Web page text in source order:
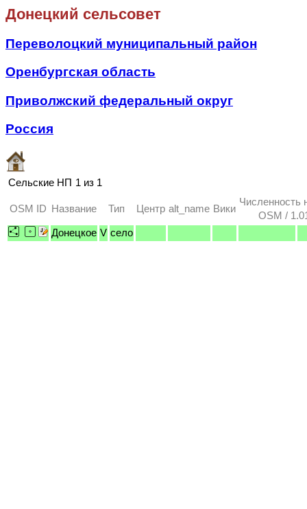
Донецкий сельсовет
Переволоцкий муниципальный район
Оренбургская область
Приволжский федеральный округ
Россия
Сельские НП 1 из 1
OSM ID Название Тип Центр alt_name Вики
Численность
OSM /
Донецкое V село